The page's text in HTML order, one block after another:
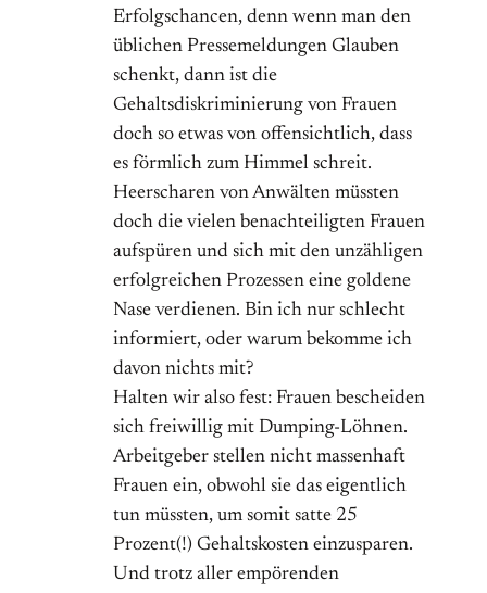
Erfolgschancen, denn wenn man den
üblichen Pressemeldungen Glauben
schenkt, dann ist die
Gehaltsdiskriminierung von Frauen
doch so etwas von offensichtlich, dass
es förmlich zum Himmel schreit.
Heerscharen von Anwälten müssten
doch die vielen benachteiligten Frauen
aufspüren und sich mit den unzähligen
erfolgreichen Prozessen eine goldene
Nase verdienen. Bin ich nur schlecht
informiert, oder warum bekomme ich
davon nichts mit?
Halten wir also fest: Frauen bescheiden
sich freiwillig mit Dumping-Löhnen.
Arbeitgeber stellen nicht massenhaft
Frauen ein, obwohl sie das eigentlich
tun müssten, um somit satte 25
Prozent(!) Gehaltskosten einzusparen.
Und trotz aller empörenden